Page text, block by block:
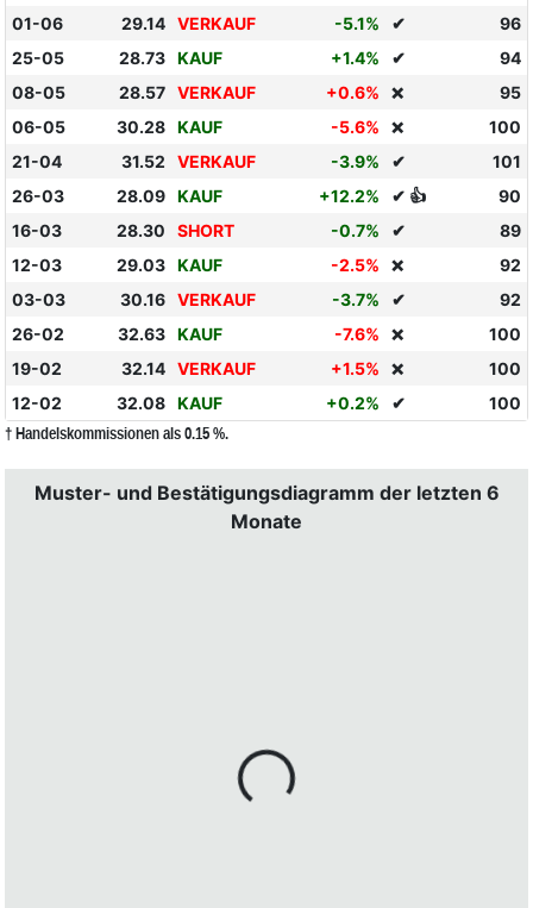
01-06
29.14 VERKAUF -5.1% ✔
96
25-05
28.73 KAUF +1.4% ✔
94
08-05
28.57 VERKAUF +0.6% ❌
95
06-05
30.28 KAUF -5.6% ❌
100
21-04
31.52 VERKAUF -3.9% ✔
101
26-03
28.09 KAUF +12.2% ✔ 👍
90
16-03
28.30 SHORT -0.7% ✔
89
12-03
29.03 KAUF -2.5% ❌
92
03-03
30.16 VERKAUF -3.7% ✔
92
26-02
32.63 KAUF -7.6% ❌
100
19-02
32.14 VERKAUF +1.5% ❌
100
12-02
32.08 KAUF +0.2% ✔ 100
† Handelskommissionen als 0.15 %.
Muster- und Bestätigungsdiagramm der letzten 6
Monate